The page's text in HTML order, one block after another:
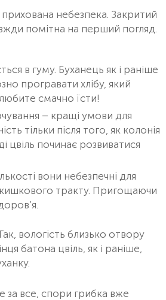
небезпека. Закритий
помітна на перший погляд.
в гуму. Буханець як і раніше
програвати хлібу, який
смачно їсти!
– кращі умови для
тільки після того, як колонія
цвіль починає розвиватися
вони небезпечні для
кишкового тракту. Пригощаючи
вологість близько отвору
батона цвіль, як і раніше,
за все, спори грибка вже